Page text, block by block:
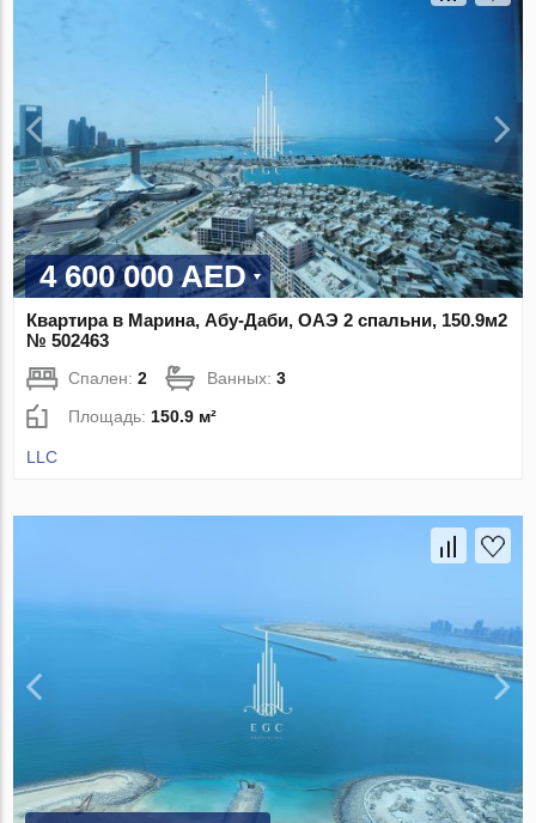
4 600 000 AED
Квартира в Марина, Абу-Даби, ОАЭ 2 спальни, 150.9м2
№ 502463
Спален:2 Ванных:3
Площадь: 150.9 м²
LLC